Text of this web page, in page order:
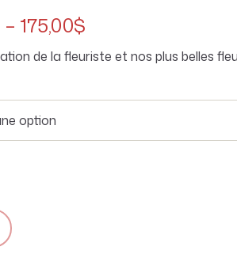
– 175,00$
de la fleuriste et nos plus belles